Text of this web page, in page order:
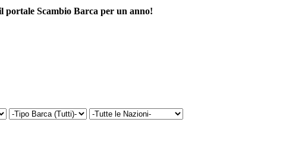
Scambio Barca per un anno!